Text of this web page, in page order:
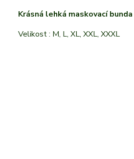
Krásná lehká maskovací bunda
Velikost : M, L, XL, XXL, XXXL